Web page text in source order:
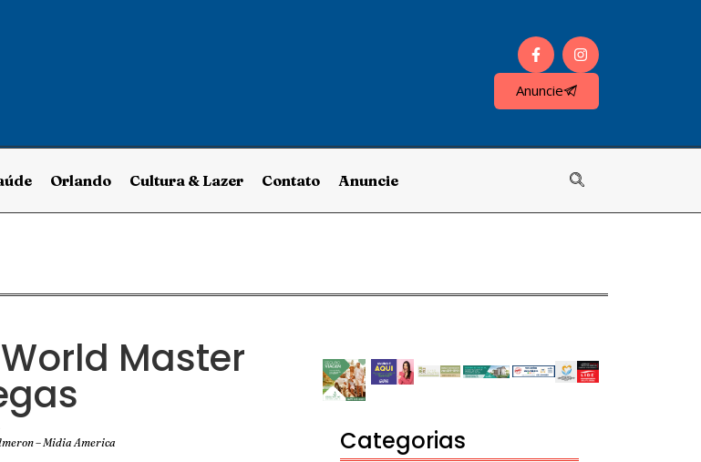
Anuncie
Orlando Cultura & Lazer Contato Anuncie
Master
– Midia America Categorias